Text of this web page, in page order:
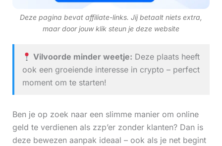
Deze pagina bevat affiliate-links. Jij betaalt niets extra,
maar door jouw klik steun je deze website
Vilvoorde minder weetje: Deze plaats heeft
ook een groeiende interesse in crypto – perfect
moment om te starten!
Ben je op zoek naar een slimme manier om online
geld te verdienen als zzp’er zonder klanten? Dan is
deze bewezen aanpak ideaal – ook als je net begint